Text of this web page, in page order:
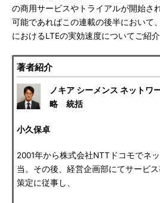
の商用サービスやトライアルが開始さ
可能であればこの連載の後半において
におけるLTEの実効速度についてご紹
著者紹介
ノキア シーメンス ネット
略 統括
小久保卓
2001年から株式会社NTTドコモでネ
当。その後、経営企画部にてサービ
策定に従事し、